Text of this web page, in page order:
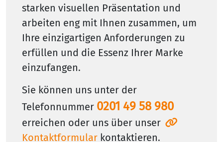
starken visuellen Präsentation und
arbeiten eng mit Ihnen zusammen, um
Ihre einzigartigen Anforderungen zu
erfüllen und die Essenz Ihrer Marke
einzufangen.
Sie können uns unter der
Telefonnummer 0201 49 58 980
erreichen oder uns über unser
Kontaktformular kontaktieren.